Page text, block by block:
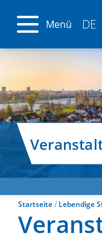
Menü DE
Startseite Lebendige